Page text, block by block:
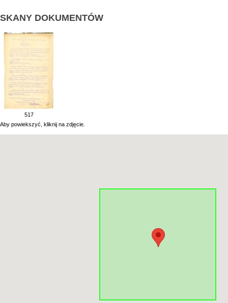
SKANY DOKUMENTÓW
517
Aby powiekszyć, kliknij na zdjęcie.